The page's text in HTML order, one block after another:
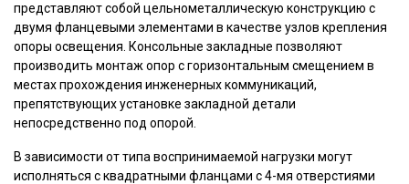
представляют собой цельнометаллическую конструкцию с
двумя фланцевыми элементами в качестве узлов крепления
опоры освещения. Консольные закладные позволяют
производить монтаж опор с горизонтальным смещением в
местах прохождения инженерных коммуникаций,
препятствующих установке закладной детали
непосредственно под опорой.
В зависимости от типа воспринимаемой нагрузки могут
исполняться с квадратными фланцами с 4-мя отверстиями